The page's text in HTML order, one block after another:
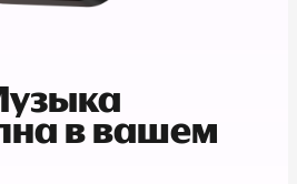
в вашем